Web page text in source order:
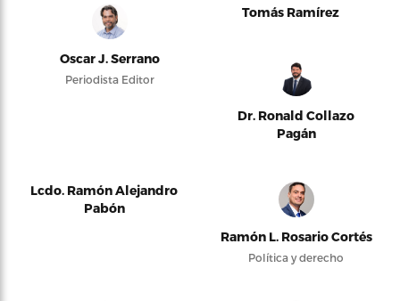
Oscar J. Serrano
Periodista Editor
Tomás Ramírez
Dr. Ronald Collazo
Pagán
Lcdo. Ramón Alejandro
Pabón
Ramón L. Rosario Cortés
Política y derecho